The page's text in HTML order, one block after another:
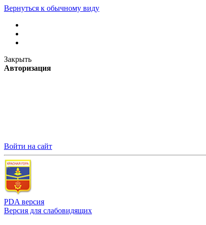
Вернуться к обычному виду
Закрыть
Авторизация
Войти на сайт
PDA версия
Версия для слабовидящих